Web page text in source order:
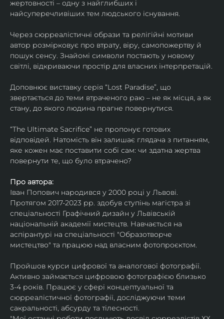
жертовності – одну з найглибших і
найсуперечливіших тем людського існування.
Через сюрреалістичні образи та релігійні мотиви
автор розмірковує про втрату, віру, самопожертву й
пошук сенсу. Знайомі символи постають у новому
світлі, відкриваючи простір для власних інтерпретацій.
Доповнює виставку серія “Lost Paradise”, що
звертається до теми втраченого раю – не як місця, а як
стану, до якого людина прагне повернутися.
“The Ultimate Sacrifice” не пропонує готових
відповідей. Натомість він залишає глядача з питанням,
яке кожен має поставити собі сам: чи здатна жертва
повернути те, що було втрачено?
Про автора:
Іван Попович народився у 2000 році у Львові.
Протягом 2017-2023 рр. здобув ступінь магістра зі
спеціальності Графічний дизайн у Львівській
національній академії мистецтв. Навчається на
аспірантурі на спеціальності "Образотворче
мистецтво" та працюю над власним фотопроєктом.
Пройшов курси цифрової та аналогової фотографії.
Активно займається цифровою фотографією близько
3-4 років. Працює у сфері концептуальної та
сюрреалістичної фотографії, досліджуючи теми
сакральності, абсурду та тілесності.